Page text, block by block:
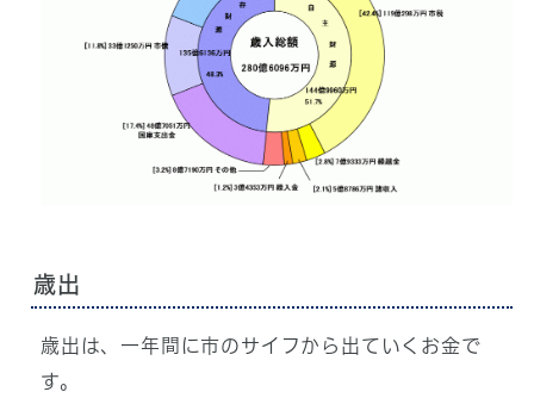
歳出
歳出は、一年間に市のサイフから出ていくお金で
す。